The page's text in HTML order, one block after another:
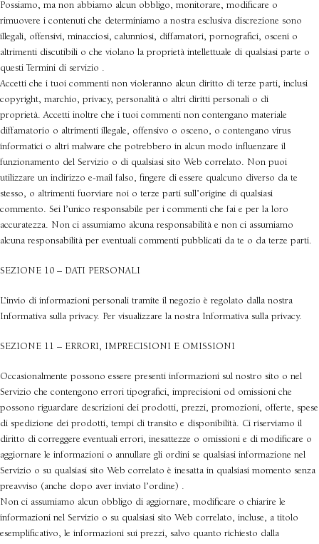
Possiamo, ma non abbiamo alcun obbligo, monitorare, modificare o
rimuovere i contenuti che determiniamo a nostra esclusiva discrezione sono
illegali, offensivi, minacciosi, calunniosi, diffamatori, pornografici, osceni o
altrimenti discutibili o che violano la proprietà intellettuale di qualsiasi parte o
questi Termini di servizio .
Accetti che i tuoi commenti non violeranno alcun diritto di terze parti, inclusi
copyright, marchio, privacy, personalità o altri diritti personali o di
proprietà. Accetti inoltre che i tuoi commenti non contengano materiale
diffamatorio o altrimenti illegale, offensivo o osceno, o contengano virus
informatici o altri malware che potrebbero in alcun modo influenzare il
funzionamento del Servizio o di qualsiasi sito Web correlato. Non puoi
utilizzare un indirizzo e-mail falso, fingere di essere qualcuno diverso da te
stesso, o altrimenti fuorviare noi o terze parti sull’origine di qualsiasi
commento. Sei l’unico responsabile per i commenti che fai e per la loro
accuratezza. Non ci assumiamo alcuna responsabilità e non ci assumiamo
alcuna responsabilità per eventuali commenti pubblicati da te o da terze parti.
SEZIONE 10 – DATI PERSONALI
L’invio di informazioni personali tramite il negozio è regolato dalla nostra
Informativa sulla privacy. Per visualizzare la nostra Informativa sulla privacy.
SEZIONE 11 – ERRORI, IMPRECISIONI E OMISSIONI
Occasionalmente possono essere presenti informazioni sul nostro sito o nel
Servizio che contengono errori tipografici, imprecisioni od omissioni che
possono riguardare descrizioni dei prodotti, prezzi, promozioni, offerte, spese
di spedizione dei prodotti, tempi di transito e disponibilità. Ci riserviamo il
diritto di correggere eventuali errori, inesattezze o omissioni e di modificare o
aggiornare le informazioni o annullare gli ordini se qualsiasi informazione nel
Servizio o su qualsiasi sito Web correlato è inesatta in qualsiasi momento senza
preavviso (anche dopo aver inviato l’ordine) .
Non ci assumiamo alcun obbligo di aggiornare, modificare o chiarire le
informazioni nel Servizio o su qualsiasi sito Web correlato, incluse, a titolo
esemplificativo, le informazioni sui prezzi, salvo quanto richiesto dalla